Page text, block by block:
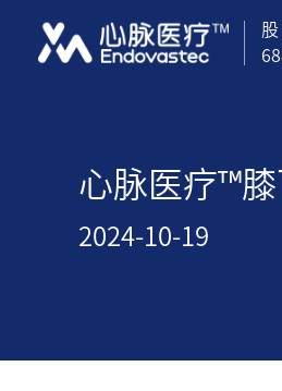
心脉医疗™
2024-10-19